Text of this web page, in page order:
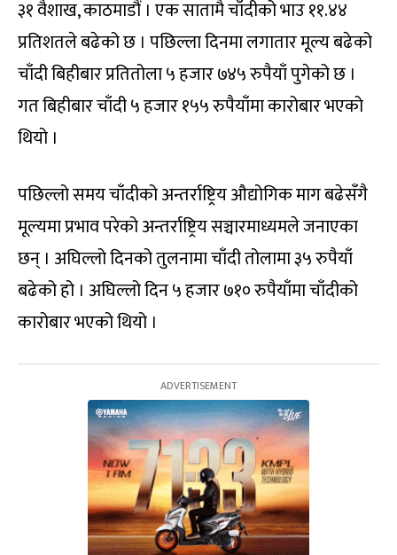
३१ वैशाख, काठमाडौं । एक सातामै चाँदीको भाउ ११.४४
प्रतिशतले बढेको छ । पछिल्ला दिनमा लगातार मूल्य बढेको
चाँदी बिहीबार प्रतितोला ५ हजार ७४५ रुपैयाँ पुगेको छ ।
गत बिहीबार चाँदी ५ हजार १५५ रुपैयाँमा कारोबार भएको
थियो ।
पछिल्लो समय चाँदीको अन्तर्राष्ट्रिय औद्योगिक माग बढेसँगै
मूल्यमा प्रभाव परेको अन्तर्राष्ट्रिय सञ्चारमाध्यमले जनाएका
छन् । अघिल्लो दिनको तुलनामा चाँदी तोलामा ३५ रुपैयाँ
बढेको हो । अघिल्लो दिन ५ हजार ७१० रुपैयाँमा चाँदीको
कारोबार भएको थियो ।